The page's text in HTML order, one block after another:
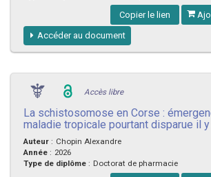
Copier le lien
Accéder au document
Accès libre
La schistosomose en Corse :
maladie tropicale pourtant disparue il
Auteur : Chopin Alexandre
Année : 2026
Type de diplôme : Doctorat de pharmacie